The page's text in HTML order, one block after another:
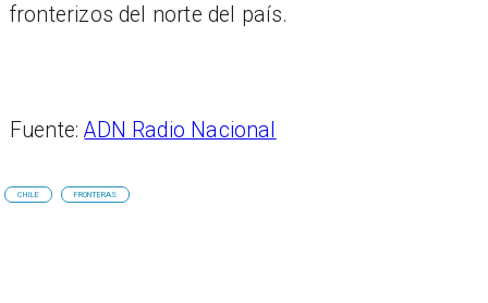
fronterizos del norte del país.
Fuente:ADN Radio Nacional
CHILE FRONTERAS